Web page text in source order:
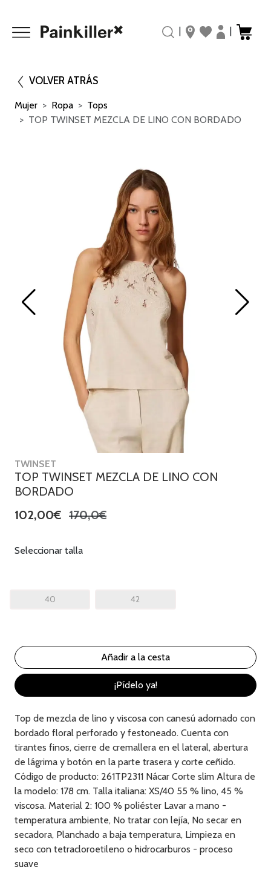
VOLVER ATRÁS
Mujer Ropa
Tops
TOP TWINSET MEZCLA DE LINO CON BORDADO
TWINSET
TOP TWINSET MEZCLA DE LINO CON
BORDADO
102,00€ 170,0€
Seleccionar talla
40 42
¡Pídelo ya!
Top de mezcla de lino y viscosa con canesú adornado con
bordado floral perforado y festoneado. Cuenta con
tirantes finos, cierre de cremallera en el lateral, abertura
de lágrima y botón en la parte trasera y corte ceñido.
Código de producto: 261TP2311 Nácar Corte slim Altura de
la modelo: 178 cm. Talla italiana: XS/40 55 % lino, 45 %
viscosa. Material 2: 100 % poliéster Lavar a mano -
temperatura ambiente, No tratar con lejía, No secar en
secadora, Planchado a baja temperatura, Limpieza en
seco con tetracloroetileno o hidrocarburos - proceso
suave